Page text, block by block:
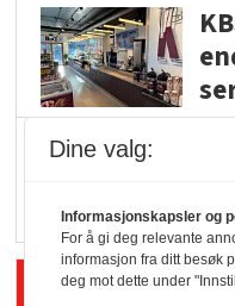
Siste artikler -
Dine valg:
Informasjonskapsler og
For å gi deg relevante
informasjon fra ditt besøk
deg mot dette under